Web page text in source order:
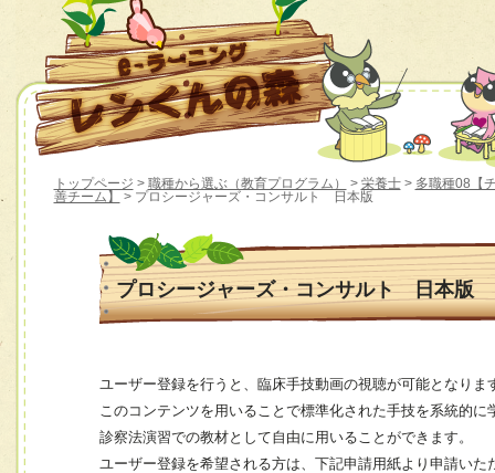
トップページ > 職種から選ぶ（教育プログラム） > 栄養士> 多職種08【
善チーム】
> プロシージャーズ・コンサルト 日本版
プロシージャーズ・コンサルト 日本版
ユーザー登録を行うと、臨床手技動画の視聴が可能となりま
このコンテンツを用いることで標準化された手技を系統的
診察法演習での教材として自由に用いることができます。
ユーザー登録を希望される方は、下記申請用紙より申請いた